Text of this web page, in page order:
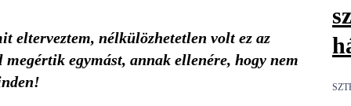
elterveztem, nélkülözhetetlen volt ez az
egymást, annak ellenére, hogy nem